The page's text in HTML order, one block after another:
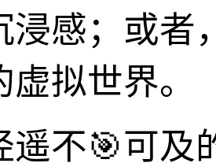
浸感；或者
拟世界。
遥不🎯可及